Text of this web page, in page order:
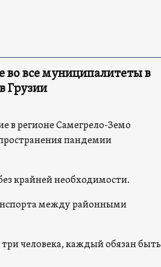
во все муниципалитеты в
Грузии
в регионе Самегрело-Земо
пандемии
крайней необходимости.
между районными
человека, каждый обязан быть